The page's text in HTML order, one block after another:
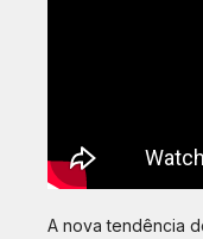
A nova tendência